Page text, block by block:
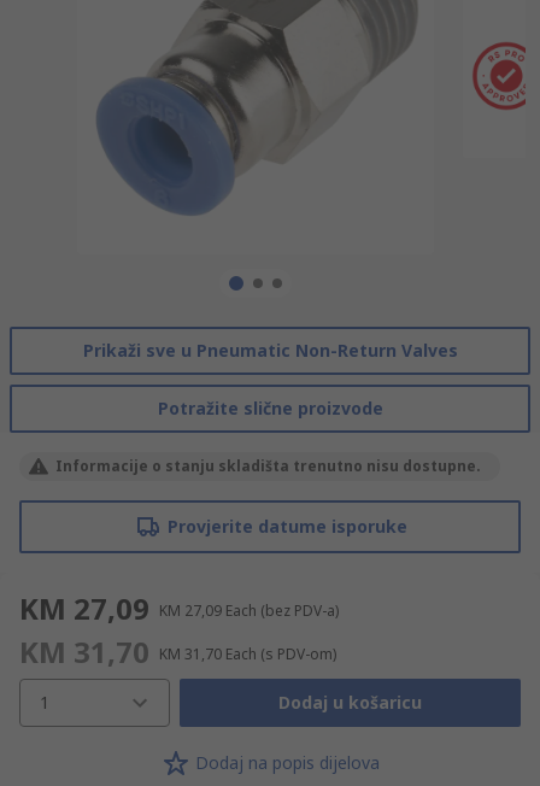
Prikaži sve u Pneumatic Non-Return Valves
Potražite slične proizvode
Informacije o stanju skladišta trenutno nisu dostupne.
Provjerite datume isporuke
KM 27,09 KM 27,09 Each (bez PDV-a)
KM 31,70 KM 31,70 Each (s PDV-om)
1 Dodaj u košaricu
Dodaj na popis dijelova